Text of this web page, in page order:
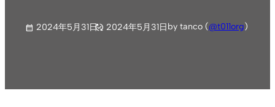
2024年5月31日 2024年5月31日by tanco (@t011org)